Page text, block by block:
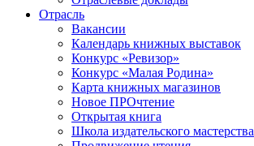
Отрасль
Вакансии
Календарь книжных выставок
Конкурс «Ревизор»
Конкурс «Малая Родина»
Карта книжных магазинов
Новое ПРОчтение
Открытая книга
Школа издательского мастерства